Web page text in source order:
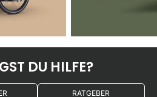
DU HILFE?
RATGEBER